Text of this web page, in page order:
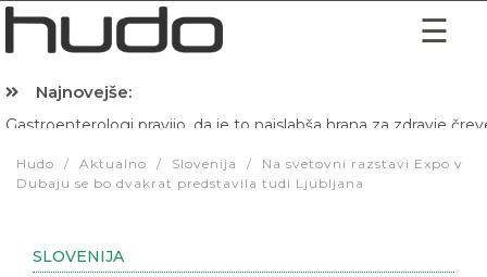
Najnovejše:
Hibernacijska dieta: Zakaj je pred spanjem dobro pojesti žlico
Dubaju se bo dvakrat predstavila tudi Ljubljana